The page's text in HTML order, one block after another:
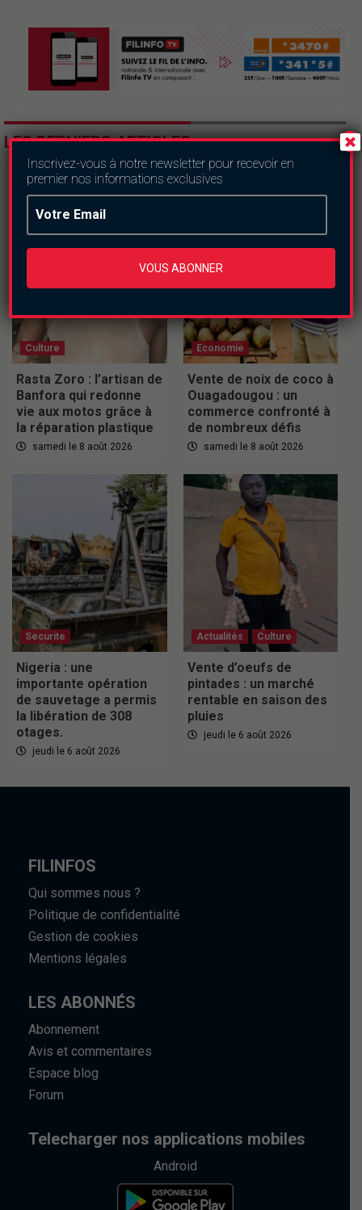
LES DERNIERS ARTICLES
Culture
Rasta Zoro : l’artisan de
Banfora qui redonne
vie aux motos grâce à
la réparation plastique
samedi le 8 août 2026
Economie
Vente de noix de coco à
Ouagadougou : un
commerce confronté à
de nombreux défis
samedi le 8 août 2026
Securite
Nigeria : une
importante opération
de sauvetage a permis
la libération de 308
otages.
jeudi le 6 août 2026
Actualités Culture
Vente d’oeufs de
pintades : un marché
rentable en saison des
pluies
jeudi le 6 août 2026
FILINFOS
Qui sommes nous ?
Politique de confidentialité
Gestion de cookies
Mentions légales
LES ABONNÉS
Abonnement
Avis et commentaires
Espace blog
Forum
Telecharger nos applications mobiles
Android
Inscrivez-vous à notre newsletter pour recevoir en
premier nos informations exclusives
VOUS ABONNER